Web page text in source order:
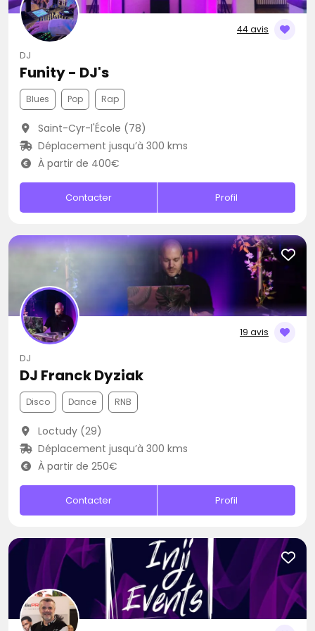
44 avis
DJ
Funity - DJ's
Blues Pop Rap
Saint-Cyr-l'École (78)
Déplacement jusqu’à 300 kms
À partir de 400€
Contacter Profil
19 avis
DJ
DJ Franck Dyziak
Disco Dance RNB
Loctudy (29)
Déplacement jusqu’à 300 kms
À partir de 250€
Contacter Profil